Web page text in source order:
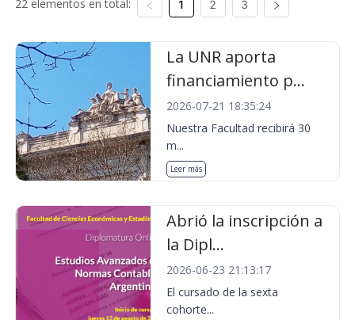
22 elementos en total: 1 2 3
La UNR aporta
financiamiento p...
2026-07-21 18:35:24
Nuestra Facultad recibirá 30
m...
Leer más
Abrió la inscripción a
la Dipl...
2026-06-23 21:13:17
El cursado de la sexta
cohorte...